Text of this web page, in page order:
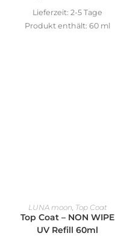
Lieferzeit: 2-5 Tage
Produkt enthält: 60 ml
IN DEN WARENKORB
LUNA moon Top Coat
Top Coat – NON WIPE
UV Refill 60ml